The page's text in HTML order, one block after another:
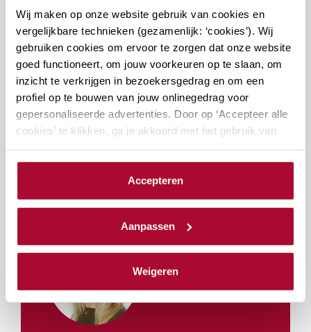
Wij maken op onze website gebruik van cookies en
vergelijkbare technieken (gezamenlijk: ‘cookies’). Wij
gebruiken cookies om ervoor te zorgen dat onze website
goed functioneert, om jouw voorkeuren op te slaan, om
inzicht te verkrijgen in bezoekersgedrag en om een
profiel op te bouwen van jouw onlinegedrag voor
gepersonaliseerde advertenties. Door op ‘Accepteer alle
cookies’ te klikken, ga je akkoord met het gebruik van
cookieverklaring.
We werken samen met23 derdendie uw gegevens
Accepteren
Aanpassen
Weigeren
Exclusief maaltijd
Bekijk de studiewijzer
Inschrijven